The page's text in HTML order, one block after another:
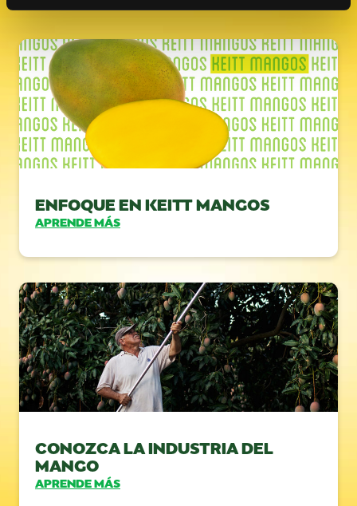
ENFOQUE EN KEITT MANGOS
APRENDE MÁS
CONOZCA LA INDUSTRIA DEL
MANGO
APRENDE MÁS